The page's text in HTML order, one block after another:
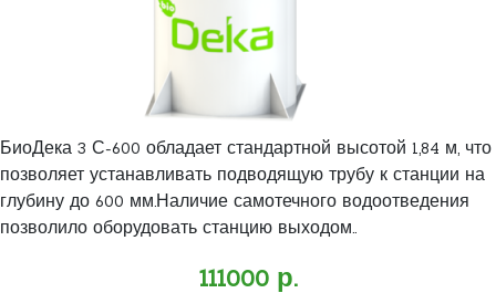
БиоДека 3 С-600 обладает стандартной высотой 1,84 м, что
позволяет устанавливать подводящую трубу к станции на
глубину до 600 мм.Наличие самотечного водоотведения
позволило оборудовать станцию выходом..
111000 р.